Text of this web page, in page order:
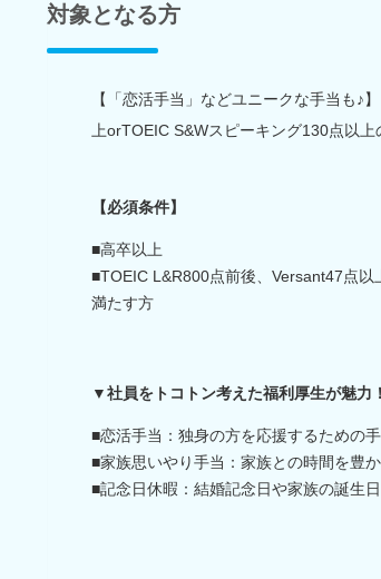
対象となる方
【「恋活手当」などユニークな手当も♪
上orTOEIC S&Wスピーキング130点以
【必須条件】
■高卒以上
■TOEIC L&R800点前後、Versant47点
満たす方
▼社員をトコトン考えた福利厚生が魅力
■恋活手当：独身の方を応援するための
■家族思いやり手当：家族との時間を豊
■記念日休暇：結婚記念日や家族の誕生